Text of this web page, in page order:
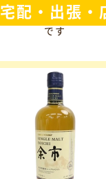
宅配・出張・
です